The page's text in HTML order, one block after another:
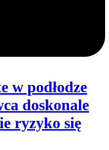
w podłodze
doskonale
ryzyko się